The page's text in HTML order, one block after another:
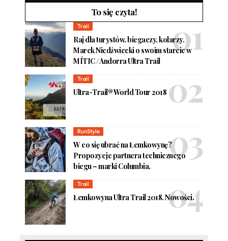
To się czyta!
Trail
Raj dla turystów, biegaczy, kolarzy.
Marek Niedźwiecki o swoim starcie w
MÍTIC / Andorra Ultra Trail
Trail
Ultra-Trail® World Tour 2018
RunStyle
W co się ubrać na Łemkowynę?
Propozycje partnera technicznego
biegu – marki Columbia.
Trail
Łemkowyna Ultra Trail 2018. Nowości.